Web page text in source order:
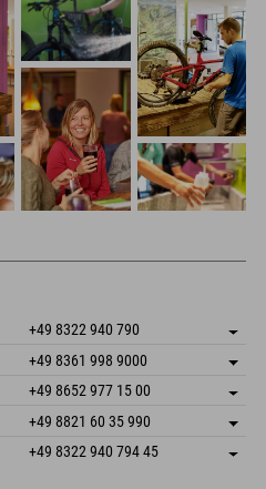
+49 8322 940 790
Adres opslaan
Aankomstinformatie
Booking
+49 8361 998 9000
Adres opslaan
Booking
+49 8652 977 15 00
Adres opslaan
Aankomstinformatie
Booking
+49 8821 60 35 990
Adres opslaan
+49 8322 940 794 45